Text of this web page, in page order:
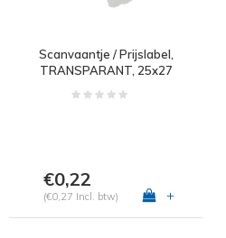
Scanvaantje / Prijslabel,
TRANSPARANT, 25x27
€0,22
(€0,27 Incl. btw) +